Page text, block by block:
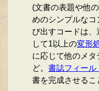
(文書の表題や他
めのシンプルな
び出すコードは、
して1以上の変形
に応じて他のメ
ど。 書誌フィール
書を完成させるこ